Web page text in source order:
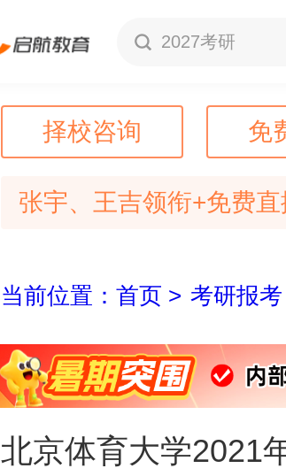
2027考研
择校咨询 免
张宇、王吉领衔+免费直
当前位置：首页 > 考研报考
北京体育大学2021